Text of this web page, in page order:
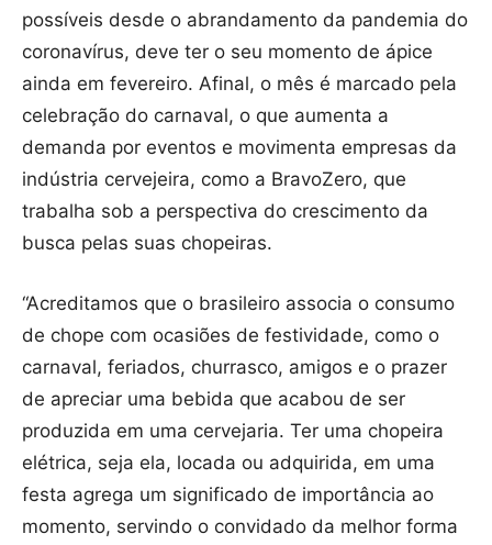
possíveis desde o abrandamento da pandemia do
coronavírus, deve ter o seu momento de ápice
ainda em fevereiro. Afinal, o mês é marcado pela
celebração do carnaval, o que aumenta a
demanda por eventos e movimenta empresas da
indústria cervejeira, como a BravoZero, que
trabalha sob a perspectiva do crescimento da
busca pelas suas chopeiras.
“Acreditamos que o brasileiro associa o consumo
de chope com ocasiões de festividade, como o
carnaval, feriados, churrasco, amigos e o prazer
de apreciar uma bebida que acabou de ser
produzida em uma cervejaria. Ter uma chopeira
elétrica, seja ela, locada ou adquirida, em uma
festa agrega um significado de importância ao
momento, servindo o convidado da melhor forma